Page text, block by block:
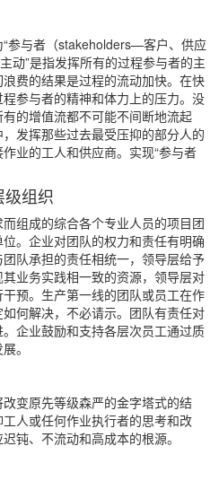
参与者（stakeholders—客户、供应
动”是指发挥所有的过程参与者的主
费的结果是过程的流动加快。在快
参与者的精神和体力上的压力。没
的增值流都不可能不间断地流起
发挥那些过去最受压抑的部分人的
业的工人和供应商。实现“参与者
组织
组成的综合各个专业人员的项目团
。企业对团队的权力和责任有明确
队承担的责任相统一，领导层给予
业务实践相一致的资源，领导层对
预。生产第一线的团队或员工在作
何解决，不必请示。团队有责任对
企业鼓励和支持各层次员工通过质
。
变原先等级森严的金字塔式的结
人或任何作业执行者的思考和改
钝、不流动和高成本的根源。